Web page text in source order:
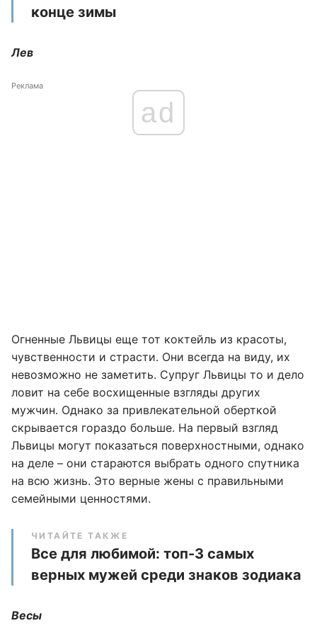
конце зимы
Лев
Реклама
ad
Огненные Львицы еще тот коктейль из красоты,
чувственности и страсти. Они всегда на виду, их
невозможно не заметить. Супруг Львицы то и дело
ловит на себе восхищенные взгляды других
мужчин. Однако за привлекательной оберткой
скрывается гораздо больше. На первый взгляд
Львицы могут показаться поверхностными, однако
на деле – они стараются выбрать одного спутника
на всю жизнь. Это верные жены с правильными
семейными ценностями.
ЧИТАЙТЕ ТАКЖЕ
Все для любимой: топ-3 самых
верных мужей среди знаков зодиака
Весы